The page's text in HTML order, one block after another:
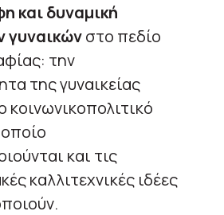
και δυναμική
γυναικώνστο πεδίο
την
της γυναικείας
κοινωνικοπολιτικό
και τις
καλλιτεχνικές ιδέες